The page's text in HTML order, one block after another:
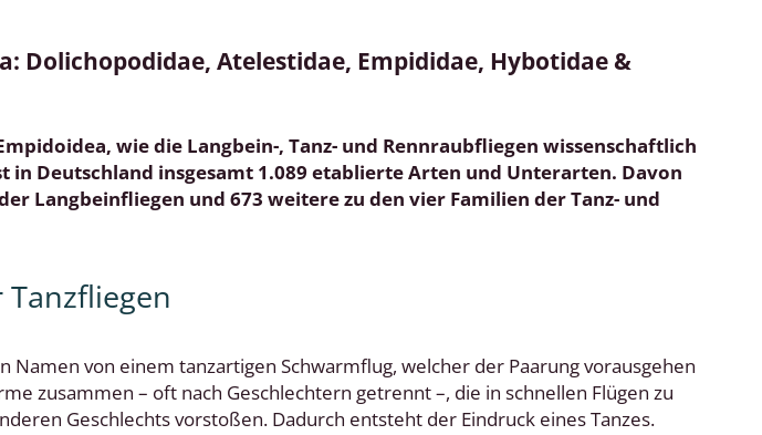
Dolichopodidae, Atelestidae, Empididae, Hybotidae &
wie die Langbein-, Tanz- und Rennraubfliegen wissenschaftlich
in Deutschland insgesamt 1.089 etablierte Arten und Unterarten. Davon
Langbeinfliegen und 673 weitere zu den vier Familien der Tanz- und
Namen von einem tanzartigen Schwarmflug, welcher der Paarung vorausgehen
zusammen – oft nach Geschlechtern getrennt –, die in schnellen Flügen zu
Geschlechts vorstoßen. Dadurch entsteht der Eindruck eines Tanzes.